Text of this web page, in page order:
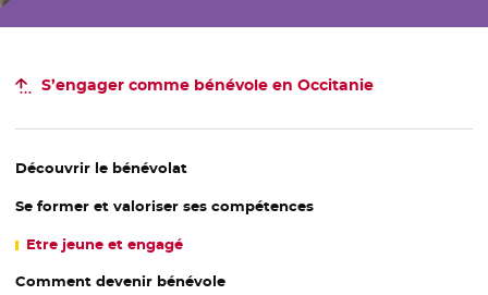
S’engager comme bénévole en Occitanie
Découvrir le bénévolat
Se former et valoriser ses compétences
Etre jeune et engagé
Comment devenir bénévole